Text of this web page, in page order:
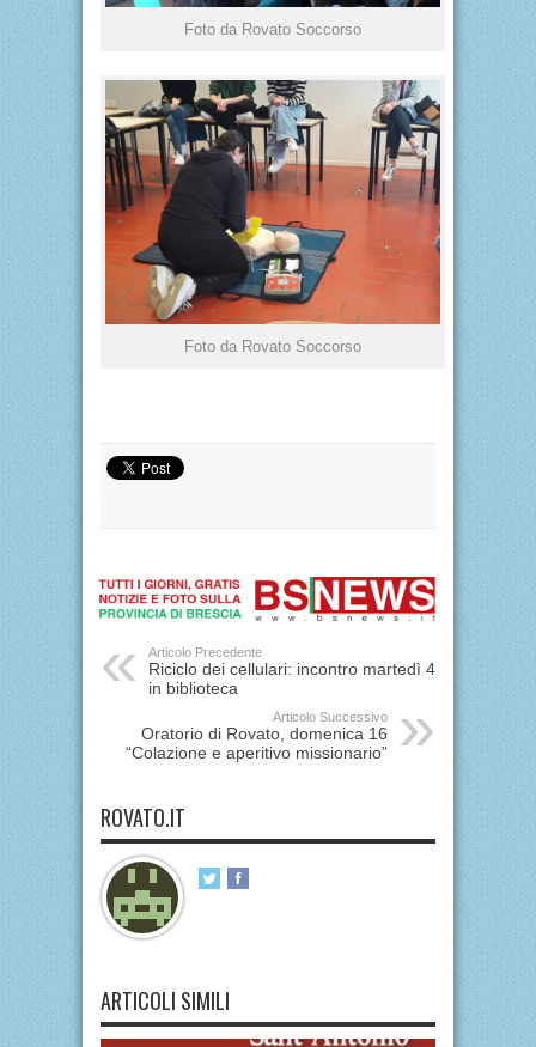
Foto da Rovato Soccorso
Foto da Rovato Soccorso
Articolo Precedente
Riciclo dei cellulari: incontro martedì 4
in biblioteca
Articolo Successivo
Oratorio di Rovato, domenica 16
“Colazione e aperitivo missionario”
ROVATO.IT
ARTICOLI SIMILI